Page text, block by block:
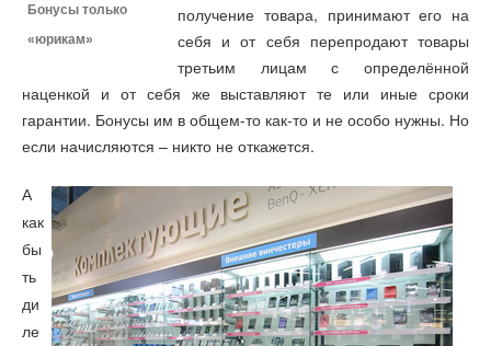
Бонусы только
«юрикам»
получение товара, принимают его на
себя и от себя перепродают товары
третьим лицам с определённой
наценкой и от себя же выставляют те или иные сроки
гарантии. Бонусы им в общем-то как-то и не особо нужны. Но
если начисляются – никто не откажется.
А
как
бы
ть
ди
ле